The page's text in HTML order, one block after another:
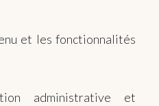
et les fonctionnalités
administrative et